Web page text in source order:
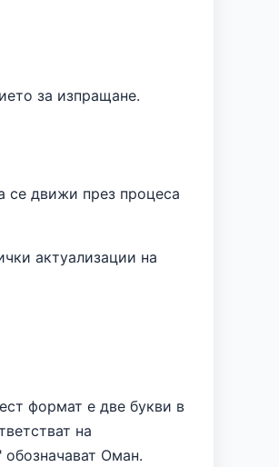
за изпращане.
се движи през процеса
актуализации на
формат е две букви в
на
обозначават Оман.